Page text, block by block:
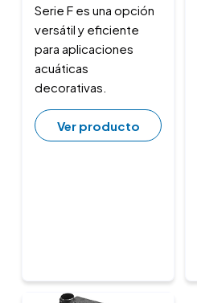
Serie F es una opción
versátil y eficiente
para aplicaciones
acuáticas
decorativas.
Ver producto